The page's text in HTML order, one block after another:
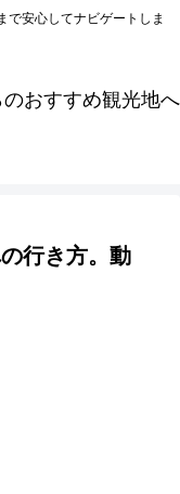
で安心してナビゲートしま
おすすめ観光地へ
行き方。動